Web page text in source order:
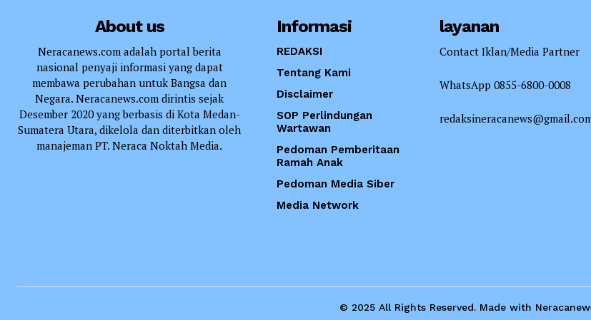
About us
Neracanews.com adalah portal berita
nasional penyaji informasi yang dapat
membawa perubahan untuk Bangsa dan
Negara. Neracanews.com dirintis sejak
Desember 2020 yang berbasis di Kota Medan-
Sumatera Utara, dikelola dan diterbitkan oleh
manajeman PT. Neraca Noktah Media.
Informasi
REDAKSI
Tentang Kami
Disclaimer
SOP Perlindungan
Wartawan
Pedoman Pemberitaan
Ramah Anak
Pedoman Media Siber
Media Network
layanan
Contact Iklan/Media Partner
WhatsApp 0855-6800-0008
© 2025 All Rights Reserved. Made with